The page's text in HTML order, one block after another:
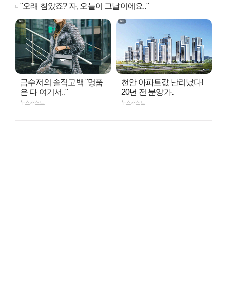
"오래 참았죠? 자, 오늘이 그날이에요.."
금수저의 솔직고백 "명품
은 다 여기서.."
뉴스캐스트
천안 아파트값 난리났다!
20년 전 분양가..
뉴스캐스트